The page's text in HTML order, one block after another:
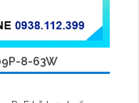
8-63W